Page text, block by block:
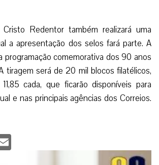
Redentor também realizará uma
a apresentação dos selos fará parte. A
programação comemorativa dos 90 anos
tiragem será de 20 mil blocos filatélicos,
cada, que ficarão disponíveis para
e nas principais agências dos Correios.